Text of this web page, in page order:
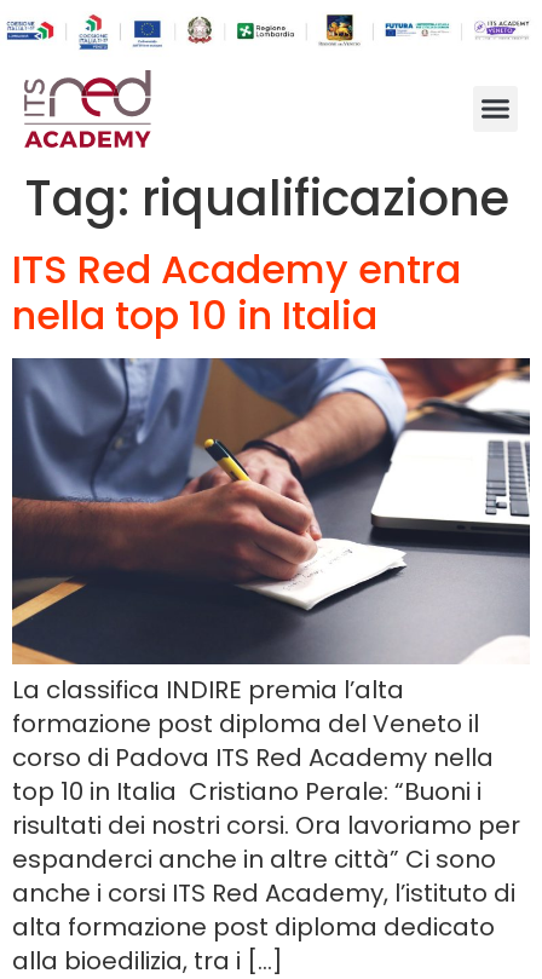
Tag: riqualificazione
ITS Red Academy entra
nella top 10 in Italia
La classifica INDIRE premia l’alta
formazione post diploma del Veneto il
corso di Padova ITS Red Academy nella
top 10 in Italia Cristiano Perale: “Buoni i
risultati dei nostri corsi. Ora lavoriamo per
espanderci anche in altre città” Ci sono
anche i corsi ITS Red Academy, l’istituto di
alta formazione post diploma dedicato
alla bioedilizia, tra i […]